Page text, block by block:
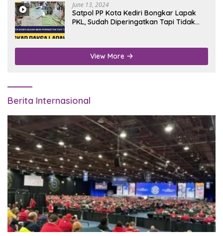
June 13, 2024
Satpol PP Kota Kediri Bongkar Lapak
PKL, Sudah Diperingatkan Tapi Tidak
View More
Berita Internasional